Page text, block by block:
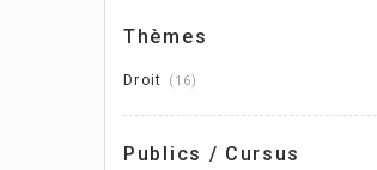
Thèmes
Droit 16
Publics / Cursus